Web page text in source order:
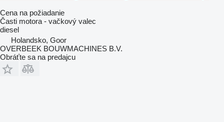
Cena na požiadanie
Časti motora - vačkový valec
diesel
Holandsko, Goor
OVERBEEK BOUWMACHINES B.V.
Obráťte sa na predajcu